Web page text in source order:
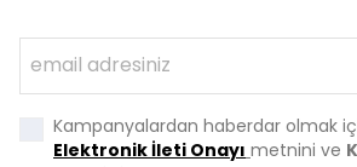
Kampanyalardan haberdar olmak
Elektronik İleti Onayı metnini ve